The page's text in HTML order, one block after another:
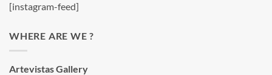
[instagram-feed]
WHERE ARE WE ?
Artevistas Gallery